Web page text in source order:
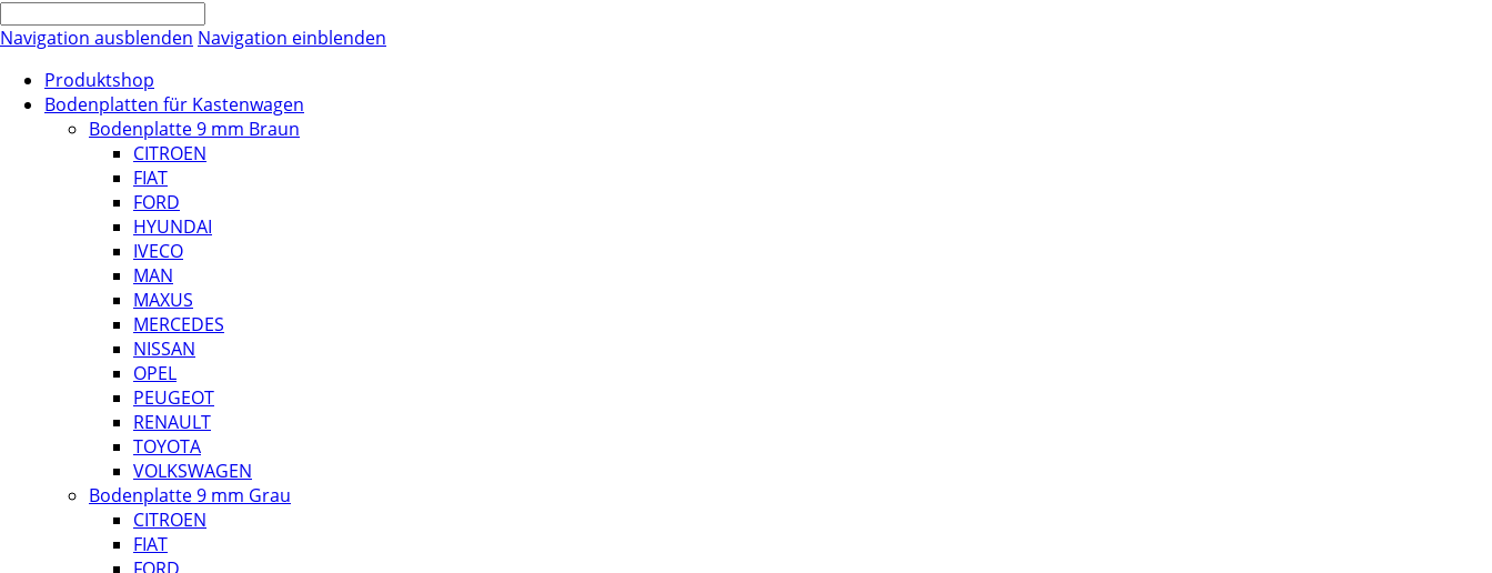
Navigation ausblenden Navigation einblenden
Produktshop
Bodenplatten für Kastenwagen
Bodenplatte 9 mm Braun
CITROEN
FIAT
FORD
HYUNDAI
IVECO
MAN
MAXUS
MERCEDES
NISSAN
OPEL
PEUGEOT
RENAULT
TOYOTA
VOLKSWAGEN
Bodenplatte 9 mm Grau
CITROEN
FIAT